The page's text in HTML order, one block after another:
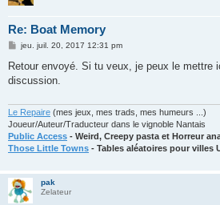
Re: Boat Memory
M
s
a
jeu. juil. 20, 2017 12:31 pm
Retour envoyé. Si tu veux, je peux le mettre
discussion.
Le Repaire (mes jeux, mes trads, mes humeurs ...)
Joueur/Auteur/Traducteur dans le vignoble Nantais
Public Access - Weird, Creepy pasta et Horreur
Those Little Towns - Tables aléatoires pour villes
pak
Zelateur